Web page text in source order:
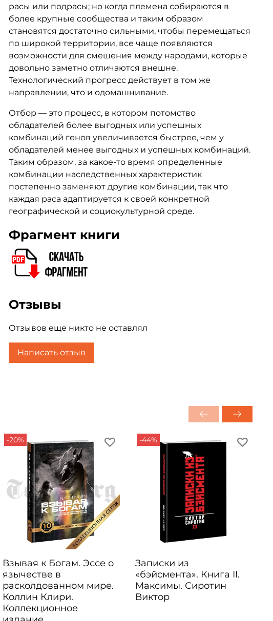
расы или подрасы; но когда племена собираются в
более крупные сообщества и таким образом
становятся достаточно сильными, чтобы перемещаться
по широкой территории, все чаще появляются
возможности для смешения между народами, которые
довольно заметно отличаются внешне.
Технологический прогресс действует в том же
направлении, что и одомашнивание.
Отбор — это процесс, в котором потомство
обладателей более выгодных или успешных
комбинаций генов увеличивается быстрее, чем у
обладателей менее выгодных и успешных комбинаций.
Таким образом, за какое-то время определенные
комбинации наследственных характеристик
постепенно заменяют другие комбинации, так что
каждая раса адаптируется к своей конкретной
географической и социокультурной среде.
Фрагмент книги
Отзывы
Отзывов еще никто не оставлял
Написать отзыв
-20%
Взывая к Богам. Эссе о
язычестве в
расколдованном мире.
Коллин Клири.
Коллекционное
-44%
Записки из
«бэйсмента». Книга II.
Максимы. Сиротин
Виктор